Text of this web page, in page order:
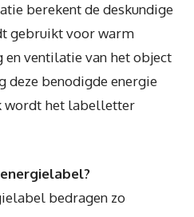
berekent de deskundige
gebruikt voor warm
ventilatie van het object
deze benodigde energie
wordt het labelletter
bedragen zo